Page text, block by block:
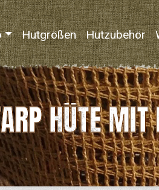
Hutgrößen Hutzubehör
HÜTE